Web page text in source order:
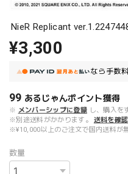
NieR Replicant
¥3,300
なら 手数
99 あるじゃんポイント獲得
※ メンバーシップに登録 し、購入を
※別途送料がかかります。
送料を確
※¥10,000以上のご注文で国内送料が
数量